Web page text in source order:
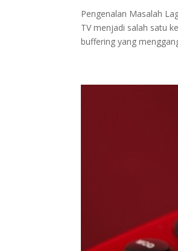
Pengenalan Masalah
TV menjadi salah satu
buffering yang